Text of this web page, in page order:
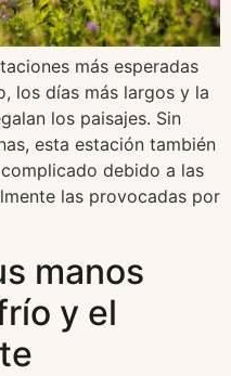
más esperadas
los días más largos y la
los paisajes. Sin
esta estación también
debido a las
las provocadas por
manos
y el